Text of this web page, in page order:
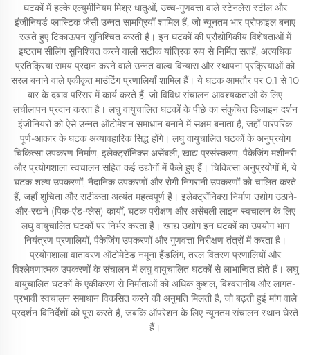
घटकों में हल्के एल्युमीनियम मिश्र धातुओं, उच्च-गुणवत्ता वाले स्टेनलेस स्टील और
इंजीनियर्ड प्लास्टिक जैसी उन्नत सामग्रियाँ शामिल हैं, जो न्यूनतम भार प्रोफाइल बनाए
रखते हुए टिकाऊपन सुनिश्चित करती हैं। इन घटकों की प्रौद्योगिकीय विशेषताओं में
इष्टतम सीलिंग सुनिश्चित करने वाली सटीक यांत्रिक रूप से निर्मित सतहें, अत्यधिक
प्रतिक्रिया समय प्रदान करने वाले उन्नत वाल्व विन्यास और स्थापना प्रक्रियाओं को
सरल बनाने वाले एकीकृत माउंटिंग प्रणालियाँ शामिल हैं। ये घटक आमतौर पर 0.1 से 10
बार के दबाव परिसर में कार्य करते हैं, जो विविध संचालन आवश्यकताओं के लिए
लचीलापन प्रदान करता है। लघु वायुचालित घटकों के पीछे का संकुचित डिज़ाइन दर्शन
इंजीनियरों को ऐसे उन्नत ऑटोमेशन समाधान बनाने में सक्षम बनाता है, जहाँ पारंपरिक
पूर्ण-आकार के घटक अव्यावहारिक सिद्ध होंगे। लघु वायुचालित घटकों के अनुप्रयोग
चिकित्सा उपकरण निर्माण, इलेक्ट्रॉनिक्स असेंबली, खाद्य प्रसंस्करण, पैकेजिंग मशीनरी
और प्रयोगशाला स्वचालन सहित कई उद्योगों में फैले हुए हैं। चिकित्सा अनुप्रयोगों में, ये
घटक शल्य उपकरणों, नैदानिक उपकरणों और रोगी निगरानी उपकरणों को चालित करते
हैं, जहाँ शुचिता और सटीकता अत्यंत महत्वपूर्ण है। इलेक्ट्रॉनिक्स निर्माण उद्योग उठाने-
और-रखने (पिक-एंड-प्लेस) कार्यों, घटक परीक्षण और असेंबली लाइन स्वचालन के लिए
लघु वायुचालित घटकों पर निर्भर करता है। खाद्य उद्योग इन घटकों का उपयोग भाग
नियंत्रण प्रणालियों, पैकेजिंग उपकरणों और गुणवत्ता निरीक्षण तंत्रों में करता है।
प्रयोगशाला वातावरण ऑटोमेटेड नमूना हैंडलिंग, तरल वितरण प्रणालियों और
विश्लेषणात्मक उपकरणों के संचालन में लघु वायुचालित घटकों से लाभान्वित होते हैं। लघु
वायुचालित घटकों के एकीकरण से निर्माताओं को अधिक कुशल, विश्वसनीय और लागत-
प्रभावी स्वचालन समाधान विकसित करने की अनुमति मिलती है, जो बढ़ती हुई मांग वाले
प्रदर्शन विनिर्देशों को पूरा करते हैं, जबकि ऑपरेशन के लिए न्यूनतम संचालन स्थान घेरते
हैं।